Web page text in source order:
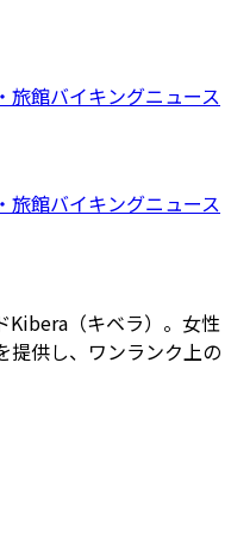
旅館バイキングニュース
旅館バイキングニュース
Kibera（キベラ）。女性
提供し、ワンランク上の